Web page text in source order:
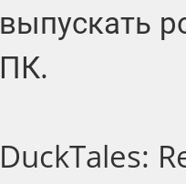
выпускать
ПК.
DuckTales: